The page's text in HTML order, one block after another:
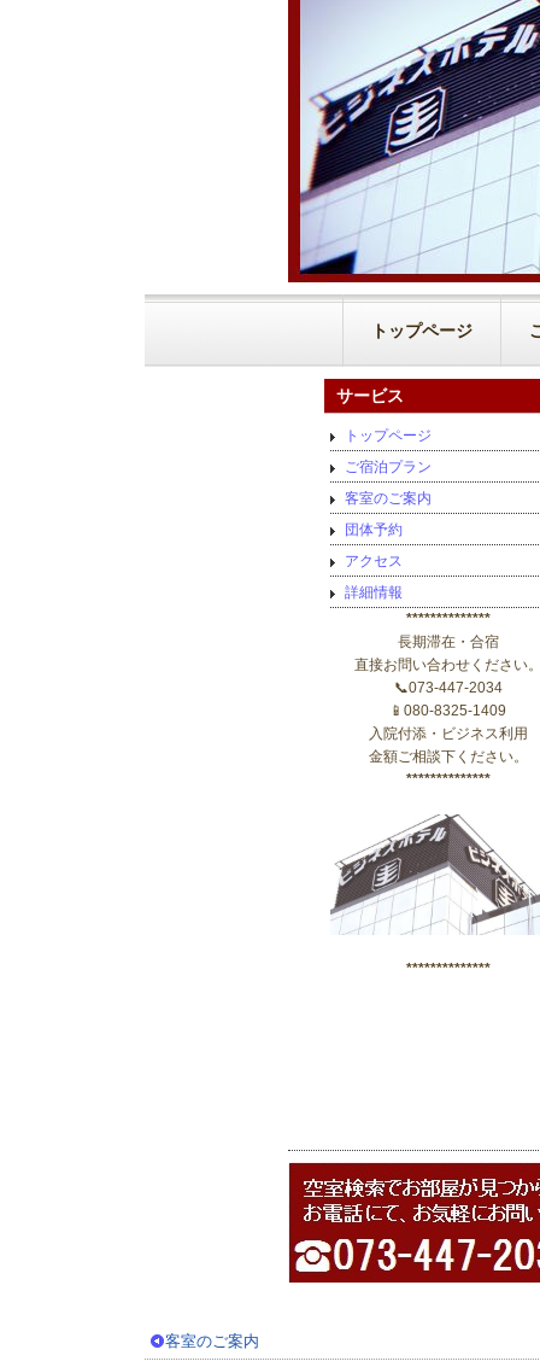
トップページ
サービス
トップページ
ご宿泊プラン
客室のご案内
団体予約
アクセス
詳細情報
**************
長期滞在・合宿
直接お問い合わせください
📞073-447-2034
📱080-8325-1409
入院付添・ビジネス利用
金額ご相談下ください。
**************
**************
客室のご案内